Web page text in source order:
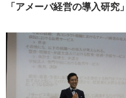
「アメーバ経営の導入研究」